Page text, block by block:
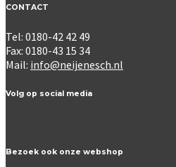
CONTACT
Tel: 0180-42 42 49
Fax: 0180-43 15 34
Mail: info@neijenesch.nl
Volg op social media
Bezoek ook onze webshop